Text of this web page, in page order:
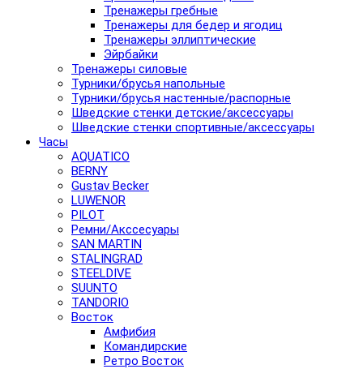
Тренажеры гребные
Тренажеры для бедер и ягодиц
Тренажеры эллиптические
Эйрбайки
Тренажеры силовые
Турники/брусья напольные
Турники/брусья настенные/распорные
Шведские стенки детские/аксессуары
Шведские стенки спортивные/аксессуары
Часы
AQUATICO
BERNY
Gustav Becker
LUWENOR
PILOT
Pемни/Акссесуары
SAN MARTIN
STALINGRAD
STEELDIVE
SUUNTO
TANDORIO
Восток
Амфибия
Командирские
Ретро Восток